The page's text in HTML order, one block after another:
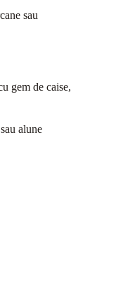
sau
gem de caise,
alune